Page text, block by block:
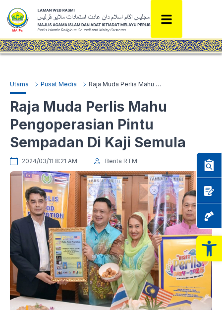
Utama Pusat Media Raja Muda Perlis Mahu Pengoperasian Pintu Sempadan Di Kaji Semula
Raja Muda Perlis Mahu
Pengoperasian Pintu
Sempadan Di Kaji Semula
2024/03/11 8:21 AM Berita RTM